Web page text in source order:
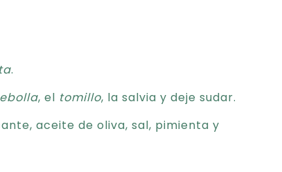
.
, el tomillo, la salvia y deje sudar.
aceite de oliva, sal, pimienta y